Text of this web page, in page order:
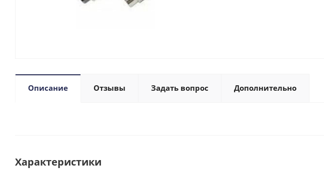
Описание Отзывы Задать вопрос Дополнительно
Характеристики